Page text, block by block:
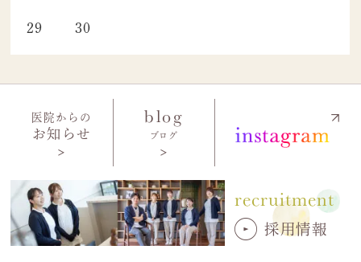
29 30
医院からの
お知らせ
blog
ブログ
recruitment
採用情報